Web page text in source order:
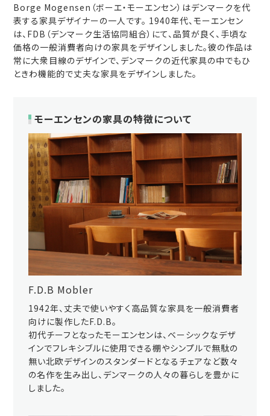
Borge Mogensen（ボーエ・モーエンセン）はデンマークを代
表する家具デザイナーの一人です。 1940年代、モーエンセン
は、FDB（デンマーク生活協同組合）にて、品質が良く、手頃な
価格の一般消費者向けの家具をデザインしました。彼の作品は
常に大衆目線のデザインで、デンマークの近代家具の中でもひ
ときわ機能的で丈夫な家具をデザインしました。
モーエンセンの家具の特徴について
F.D.B Mobler
1942年、丈夫で使いやすく高品質な家具を一般消費者
向けに製作したF.D.B。
初代チーフとなったモーエンセンは、ベーシックなデザ
インでフレキシブルに使用できる棚やシンプルで無駄の
無い北欧デザインのスタンダードとなるチェアなど数々
の名作を生み出し、デンマークの人々の暮らしを豊かに
しました。